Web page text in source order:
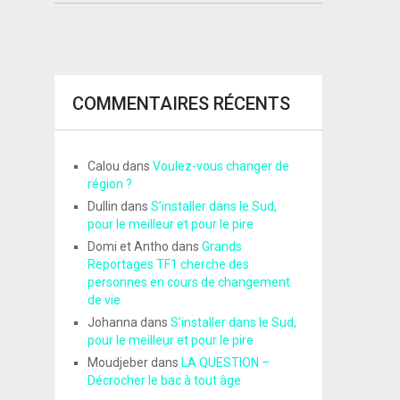
COMMENTAIRES RÉCENTS
Calou dans Voulez-vous changer de
région ?
Dullin dans S’installer dans le Sud,
pour le meilleur et pour le pire
Domi et Antho dans Grands
Reportages TF1 cherche des
personnes en cours de changement
de vie
Johannadans S’installer dans le Sud,
pour le meilleur et pour le pire
Moudjeberdans LA QUESTION –
Décrocher le bac à tout âge